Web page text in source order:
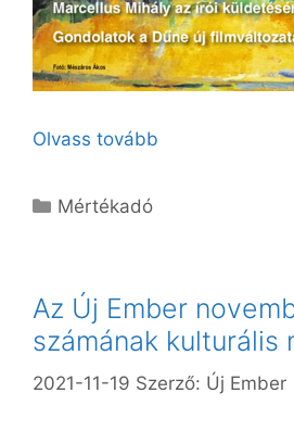
Olvass tovább
Kategória
Mértékadó
Az Új Ember
számának kulturális
2021-11-19 Szerző: Új Ember